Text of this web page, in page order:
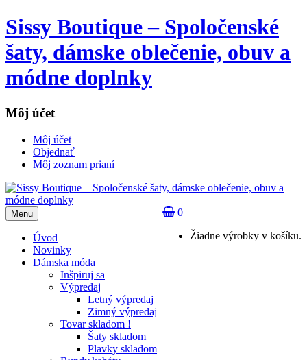
Sissy Boutique – Spoločenské
šaty, dámske oblečenie, obuv a
módne doplnky
Môj účet
Môj účet
Objednať
Môj zoznam prianí
0
Žiadne výrobky v košíku.
Menu
Úvod
Novinky
Dámska móda
Inšpiruj sa
Výpredaj
Letný výpredaj
Zimný výpredaj
Tovar skladom !
Šaty skladom
Plavky skladom